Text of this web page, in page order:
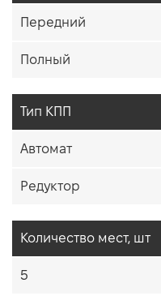
Передний
Полный
Тип КПП
Автомат
Редуктор
Количество мест, шт
5